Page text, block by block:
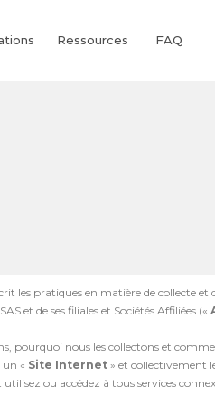
Ressources FAQ
les pratiques en matière de collecte
et de ses filiales et Sociétés Affiliées («
pourquoi nous les collectons et
« Site Internet» et collectivement
utilisez ou accédez à tous services